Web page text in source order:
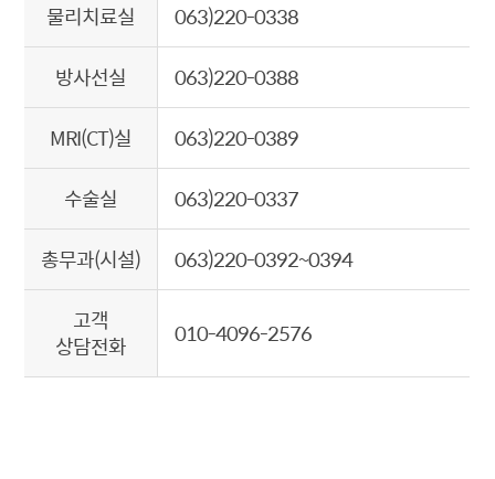
물리치료실 063)220-0338
방사선실 063)220-0388
MRI(CT)실 063)220-0389
수술실 063)220-0337
총무과(시설) 063)220-0392~0394
고객
상담전화
010-4096-2576